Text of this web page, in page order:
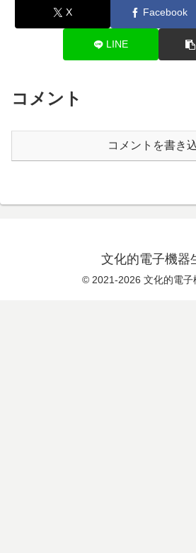
X Facebook
LINE
コメント
コメントを書き
文化的電子機器
© 2021-2026 文化的電子